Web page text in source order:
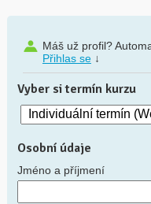
Máš už profil?
Přihlas se↓
Vyber si termín kurzu
Osobní údaje
Jméno a příjmení